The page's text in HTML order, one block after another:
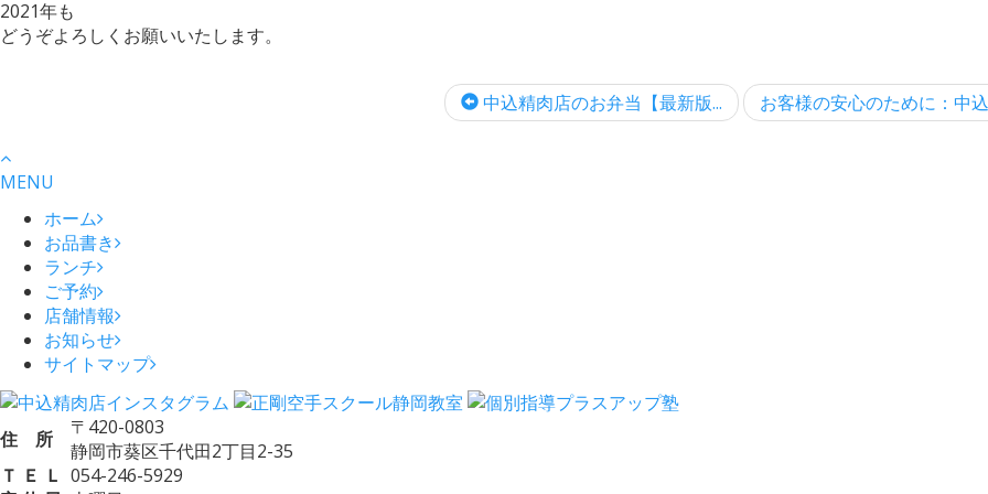
2021年も
どうぞよろしくお願いいたします。
中込精肉店のお弁当【最新版... お客様の安心のために：中
MENU
ホーム
お品書き
ランチ
ご予約
店舗情報
お知らせ
サイトマップ
住 所
〒420-0803
静岡市葵区千代田2丁目2-35
Ｔ Ｅ Ｌ 054-246-5929